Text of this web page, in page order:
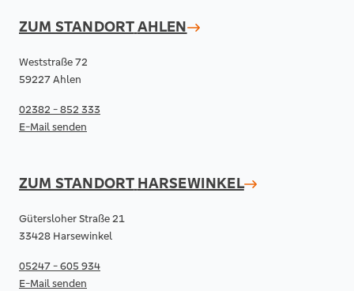
ZUM STANDORTAHLEN
Weststraße 72
59227 Ahlen
02382 - 852 333
E-Mail senden
ZUM STANDORT HARSEWINKEL
Gütersloher Straße 21
33428 Harsewinkel
05247 - 605 934
E-Mail senden